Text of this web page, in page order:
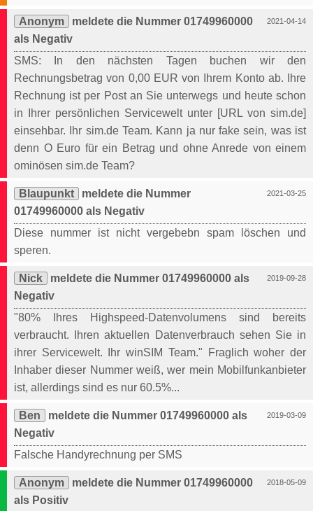
2021-04-14
Anonym
meldete die Nummer 01749960000
als Negativ
SMS: In den nächsten Tagen buchen wir den
Rechnungsbetrag von 0,00 EUR von Ihrem Konto ab. Ihre
Rechnung ist per Post an Sie unterwegs und heute schon
in Ihrer persönlichen Servicewelt unter [URL von sim.de]
einsehbar. Ihr sim.de Team. Kann ja nur fake sein, was ist
denn O Euro für ein Betrag und ohne Anrede von einem
ominösen sim.de Team?
2021-03-25
Blaupunkt
meldete die Nummer
01749960000 als Negativ
Diese nummer ist nicht vergebebn spam löschen und
speren.
2019-09-28
Nick
meldete die Nummer 01749960000 als
Negativ
"80% Ihres Highspeed-Datenvolumens sind bereits
verbraucht. Ihren aktuellen Datenverbrauch sehen Sie in
ihrer Servicewelt. Ihr winSIM Team." Fraglich woher der
Inhaber dieser Nummer weiß, wer mein Mobilfunkanbieter
ist, allerdings sind es nur 60.5%...
2019-03-09
Ben
meldete die Nummer 01749960000 als
Negativ
Falsche Handyrechnung per SMS
2018-05-09
Anonym
meldete die Nummer 01749960000
als Positiv